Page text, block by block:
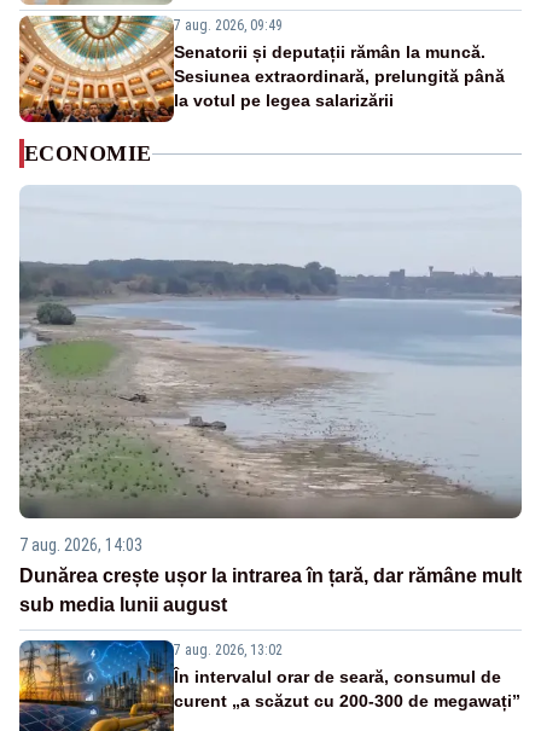
7 aug. 2026, 09:49
Senatorii și deputații rămân la muncă.
Sesiunea extraordinară, prelungită până
la votul pe legea salarizării
ECONOMIE
7 aug. 2026, 14:03
Dunărea crește ușor la intrarea în țară, dar rămâne mult
sub media lunii august
7 aug. 2026, 13:02
În intervalul orar de seară, consumul de
curent „a scăzut cu 200-300 de megawați”